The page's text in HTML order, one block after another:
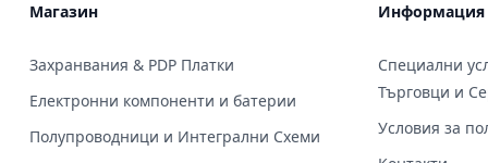
Магазин
Захранвания & PDP Платки
Електронни компоненти и батерии
Полупроводници и Интегрални Схеми
Информация
Специални
Търговци и
Условия за